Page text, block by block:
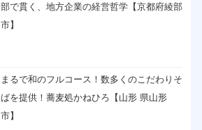
部で貫く、地方企業の経営哲学【京都府綾部
市】
まるで和のフルコース！数多くのこだわりそ
ばを提供！蕎麦処かねひろ【山形 県山形
市】